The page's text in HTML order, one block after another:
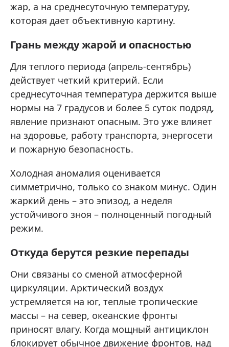
жар, а на среднесуточную температуру,
которая дает объективную картину.
Грань между жарой и опасностью
Для теплого периода (апрель-сентябрь)
действует четкий критерий. Если
среднесуточная температура держится выше
нормы на 7 градусов и более 5 суток подряд,
явление признают опасным. Это уже влияет
на здоровье, работу транспорта, энергосети
и пожарную безопасность.
Холодная аномалия оценивается
симметрично, только со знаком минус. Один
жаркий день – это эпизод, а неделя
устойчивого зноя – полноценный погодный
режим.
Откуда берутся резкие перепады
Они связаны со сменой атмосферной
циркуляции. Арктический воздух
устремляется на юг, теплые тропические
массы – на север, океанские фронты
приносят влагу. Когда мощный антициклон
блокирует обычное движение фронтов, над